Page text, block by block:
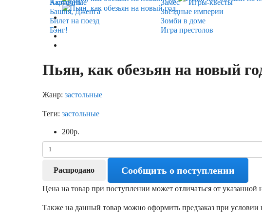
Карточные
Игры-квесты
Активити
Башня, Дженга
Билет на поезд
Бэнг!
Замес
Звёздные империи
Зомби в доме
Игра престолов
Пьян, как обезьян на новый
Жанр: застольные
Теги: застольные
200р.
Распродано Сообщить о поступлении
Цена на товар при поступлении может отличаться от указанной
Также на данный товар можно оформить предзаказ при условии